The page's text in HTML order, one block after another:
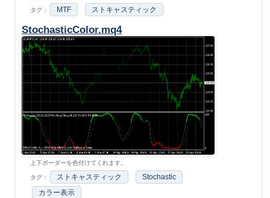
タグ： MTF ストキャスティック
StochasticColor.mq4
上下ボーダーを色付けてくれます。
タグ： ストキャスティック
Stochastic
カラー表示